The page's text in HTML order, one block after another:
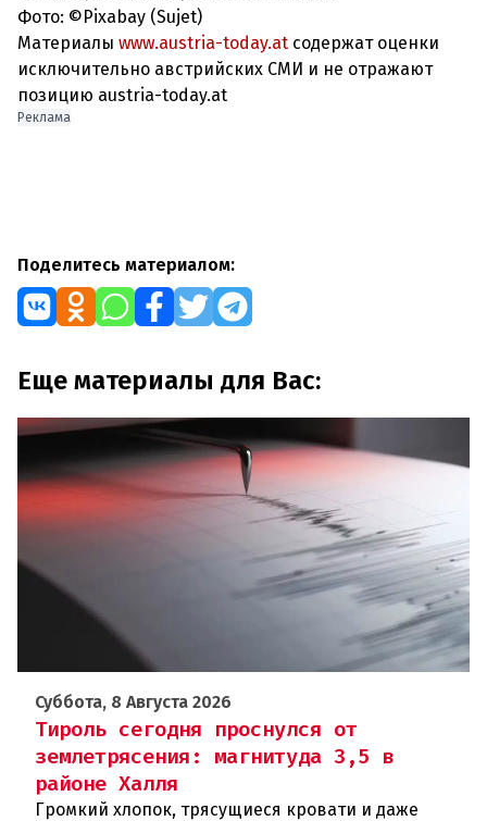
Фото: ©Pixabay (Sujet)
Материалы www.austria-today.at содержат оценки
исключительно австрийских СМИ и не отражают
позицию austria-today.at
Реклама
Поделитесь материалом:
Еще материалы для Вас:
Суббота, 8 Августа 2026
Тироль сегодня проснулся от
землетрясения: магнитуда 3,5 в
районе Халля
Громкий хлопок, трясущиеся кровати и даже